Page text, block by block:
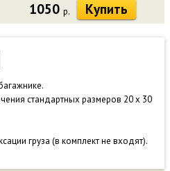
1050р. Купить
стандартных размеров 20 х 30
груза (в комплект не входят).